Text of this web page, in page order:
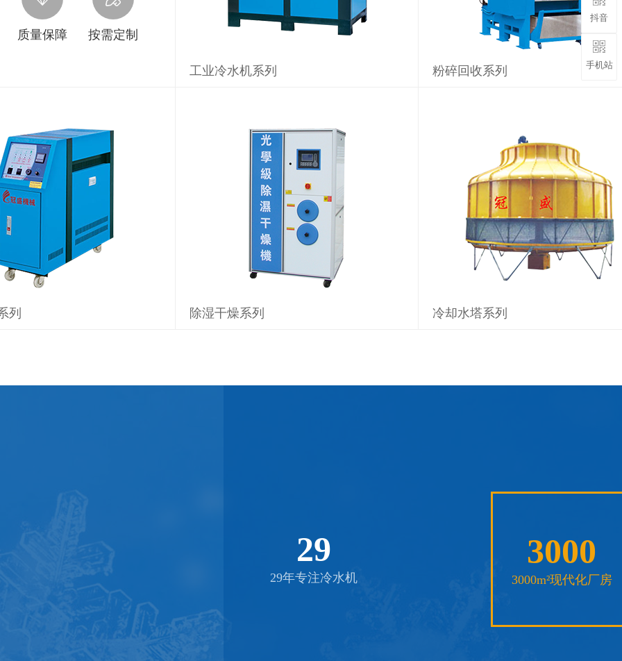
质量保障 按需定制
工业冷水机系列 粉碎回收系列
列 除湿干燥系列 冷却水塔系列
29
29年专注冷水机
3000
3000m²现代化厂房
抖音
手机站